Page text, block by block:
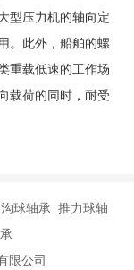
型压力机的轴向定
。此外，船舶的螺
重载低速的工作场
载荷的同时，耐受
球轴承 推力球轴
限公司